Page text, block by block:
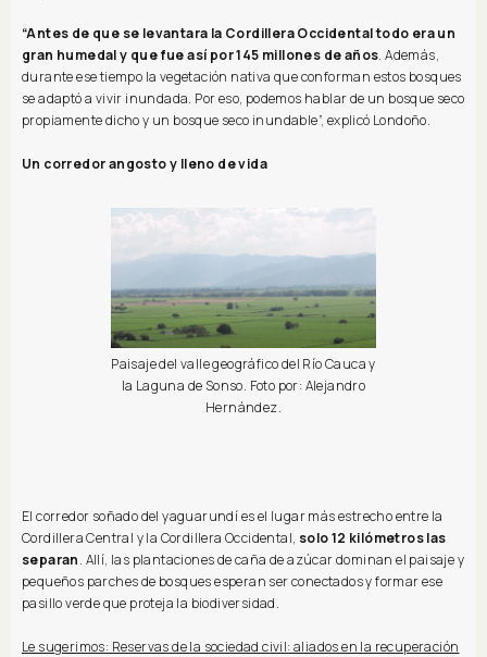
“Antes de que se levantara la Cordillera Occidental todo era un
gran humedal y que fue así por 145 millones de años. Además,
durante ese tiempo la vegetación nativa que conforman estos bosques
se adaptó a vivir inundada. Por eso, podemos hablar de un bosque seco
propiamente dicho y un bosque seco inundable”, explicó Londoño.
Un corredor angosto y lleno de vida
Paisaje del valle geográfico del Río Cauca y
la Laguna de Sonso. Foto por: Alejandro
Hernández.
El corredor soñado del yaguarundí es el lugar más estrecho entre la
Cordillera Central y la Cordillera Occidental, solo 12 kilómetros las
separan. Allí, las plantaciones de caña de azúcar dominan el paisaje y
pequeños parches de bosques esperan ser conectados y formar ese
pasillo verde que proteja la biodiversidad.
Le sugerimos: Reservas de la sociedad civil: aliados en la recuperación